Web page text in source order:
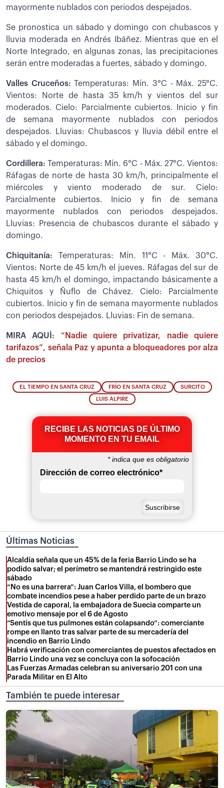
mayormente nublados con periodos despejados.
Se pronostica un sábado y domingo con chubascos y
lluvia moderada en Andrés Ibáñez. Mientras que en el
Norte Integrado, en algunas zonas, las precipitaciones
serán entre moderadas a fuertes, sábado y domingo.
Valles Cruceños:Temperaturas: Mín. 3°C - Máx. 25°C.
Vientos: Norte de hasta 35 km/h y vientos del sur
moderados. Cielo: Parcialmente cubiertos. Inicio y fin
de semana mayormente nublados con periodos
despejados. Lluvias: Chubascos y lluvia débil entre el
sábado y el domingo.
Cordillera:Temperaturas: Mín. 6°C - Máx. 27°C. Vientos:
Ráfagas de norte de hasta 30 km/h, principalmente el
miércoles y viento moderado de sur. Cielo:
Parcialmente cubiertos. Inicio y fin de semana
mayormente nublados con periodos despejados.
Lluvias: Presencia de chubascos durante el sábado y
domingo.
Chiquitanía: Temperaturas: Mín. 11°C - Máx. 30°C.
Vientos: Norte de 45 km/h el jueves. Ráfagas del sur de
hasta 45 km/h el domingo, impactando básicamente a
Chiquitos y Ñuflo de Chávez. Cielo: Parcialmente
cubiertos. Inicio y fin de semana mayormente nublados
con periodos despejados. Lluvias: Fin de semana.
MIRA AQUÌ: “Nadie quiere privatizar, nadie quiere
tarifazos”, señala Paz y apunta a bloqueadores por alza
de precios
EL TIEMPO EN SANTA CRUZ FRÍO EN SANTA CRUZ SURCITO
LUIS ALPIRE
RECIBE LAS NOTICIAS DE ÚLTIMO
MOMENTO EN TU EMAIL
*indica que es obligatorio
Dirección de correo electrónico*
Últimas Noticias
Alcaldía señala que un 45% de la feria Barrio Lindo se ha
podido salvar; el perímetro se mantendrá restringido este
sábado
“No es una barrera”: Juan Carlos Villa, el bombero que
combate incendios pese a haber perdido parte de un brazo
Vestida de caporal, la embajadora de Suecia comparte un
emotivo mensaje por el 6 de Agosto
“Sentís que tus pulmones están colapsando”: comerciante
rompe en llanto tras salvar parte de su mercadería del
incendio en Barrio Lindo
Habrá verificación con comerciantes de puestos afectados en
Barrio Lindo una vez se concluya con la sofocación
Las Fuerzas Armadas celebran su aniversario 201 con una
Parada Militar en El Alto
También te puede interesar